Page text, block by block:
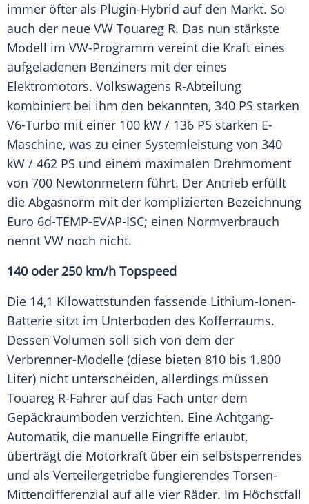
immer öfter als Plugin-Hybrid auf den Markt. So
auch der neue VW Touareg R. Das nun stärkste
Modell im VW-Programm vereint die Kraft eines
aufgeladenen Benziners mit der eines
Elektromotors. Volkswagens R-Abteilung
kombiniert bei ihm den bekannten, 340 PS starken
V6-Turbo mit einer 100 kW / 136 PS starken E-
Maschine, was zu einer Systemleistung von 340
kW / 462 PS und einem maximalen Drehmoment
von 700 Newtonmetern führt. Der Antrieb erfüllt
die Abgasnorm mit der komplizierten Bezeichnung
Euro 6d-TEMP-EVAP-ISC; einen Normverbrauch
nennt VW noch nicht.
140 oder 250 km/h Topspeed
Die 14,1 Kilowattstunden fassende Lithium-Ionen-
Batterie sitzt im Unterboden des Kofferraums.
Dessen Volumen soll sich von dem der
Verbrenner-Modelle (diese bieten 810 bis 1.800
Liter) nicht unterscheiden, allerdings müssen
Touareg R-Fahrer auf das Fach unter dem
Gepäckraumboden verzichten. Eine Achtgang-
Automatik, die manuelle Eingriffe erlaubt,
überträgt die Motorkraft über ein selbstsperrendes
und als Verteilergetriebe fungierendes Torsen-
Mittendifferenzial auf alle vier Räder. Im Höchstfall